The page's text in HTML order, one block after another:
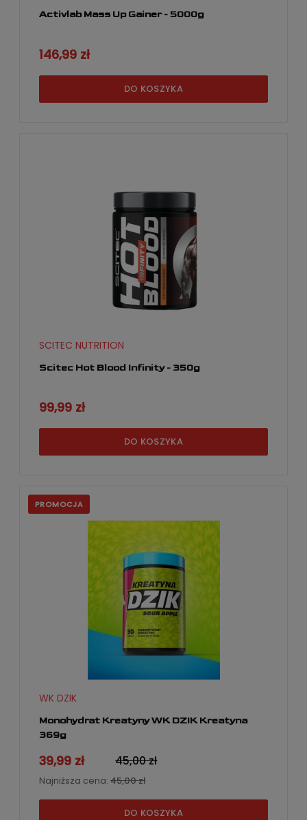
Activlab Mass Up Gainer - 5000g
146,99 zł
DO KOSZYKA
Scitec Hot Blood Infinity - 350g
SCITEC NUTRITION
99,99 zł
DO KOSZYKA
Monohydrat Kreatyny WK DZIK Kreatyna
369g
WK DZIK
39,99 zł 45,00 zł
Najniższa cena: 45,00 zł
DO KOSZYKA
PROMOCJA